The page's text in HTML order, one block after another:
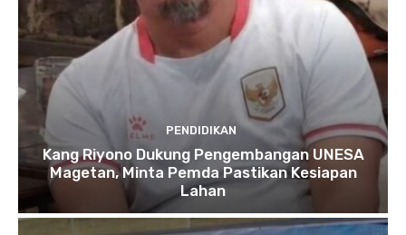
PENDIDIKAN
Kang Riyono Dukung Pengembangan UNESA
Magetan, Minta Pemda Pastikan Kesiapan
Lahan